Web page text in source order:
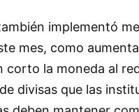
implementó
mes, como
corto la moneda al
divisas que las